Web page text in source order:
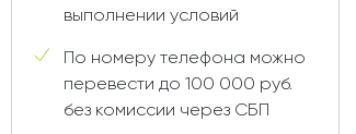
выполнении условий
По номеру телефона можно
перевести до 100 000 руб.
без комиссии через СБП